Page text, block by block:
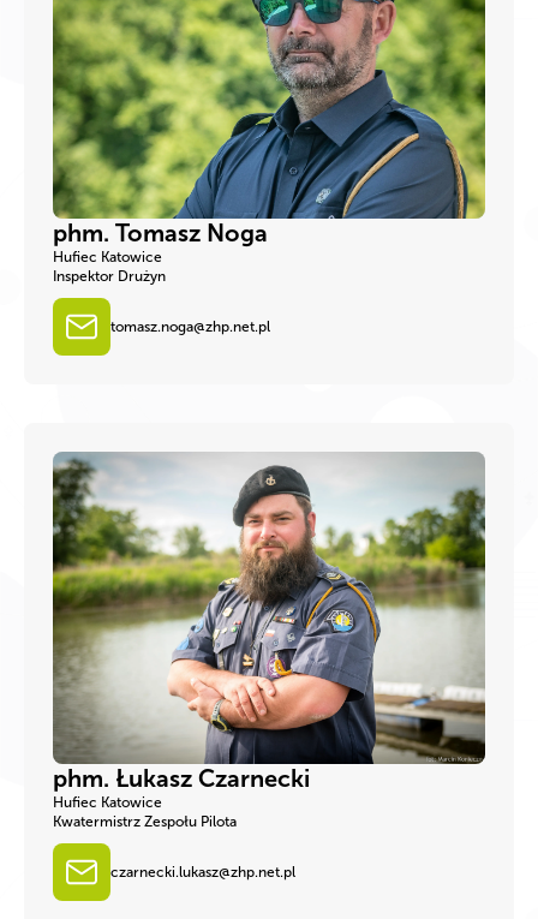
phm. Tomasz Noga
Hufiec Katowice
Inspektor Drużyn
tomasz.noga@zhp.net.pl
phm. Łukasz Czarnecki
Hufiec Katowice
Kwatermistrz Zespołu Pilota
czarnecki.lukasz@zhp.net.pl